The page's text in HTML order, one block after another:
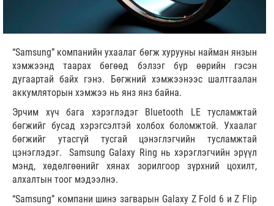
“Samsung” компанийн ухаалаг бөгж хурууны найман янзын
хэмжээнд таарах бөгөөд бэлзэг бүр өөрийн гэсэн
дугаартай байх гэнэ. Бөгжний хэмжээнээс шалтгаалан
аккумляторын хэмжээ нь янз янз байна.
Эрчим хүч бага хэрэглэдэг Bluetooth LE тусламжтай
бөгжийг бусад хэрэгсэлтэй холбох боломжтой. Ухаалаг
бөгжийг утасгүй тусгай цэнэглэгчийн тусламжтай
цэнэглэдэг. Samsung Galaxy Ring нь хэрэглэгчийн эрүүл
мэнд, хөдөлгөөнийг хянах зорилгоор зүрхний цохилт,
алхалтын тоог мэдээлнэ.
“Samsung” компани шинэ загварын Galaxy Z Fold 6 и Z Flip